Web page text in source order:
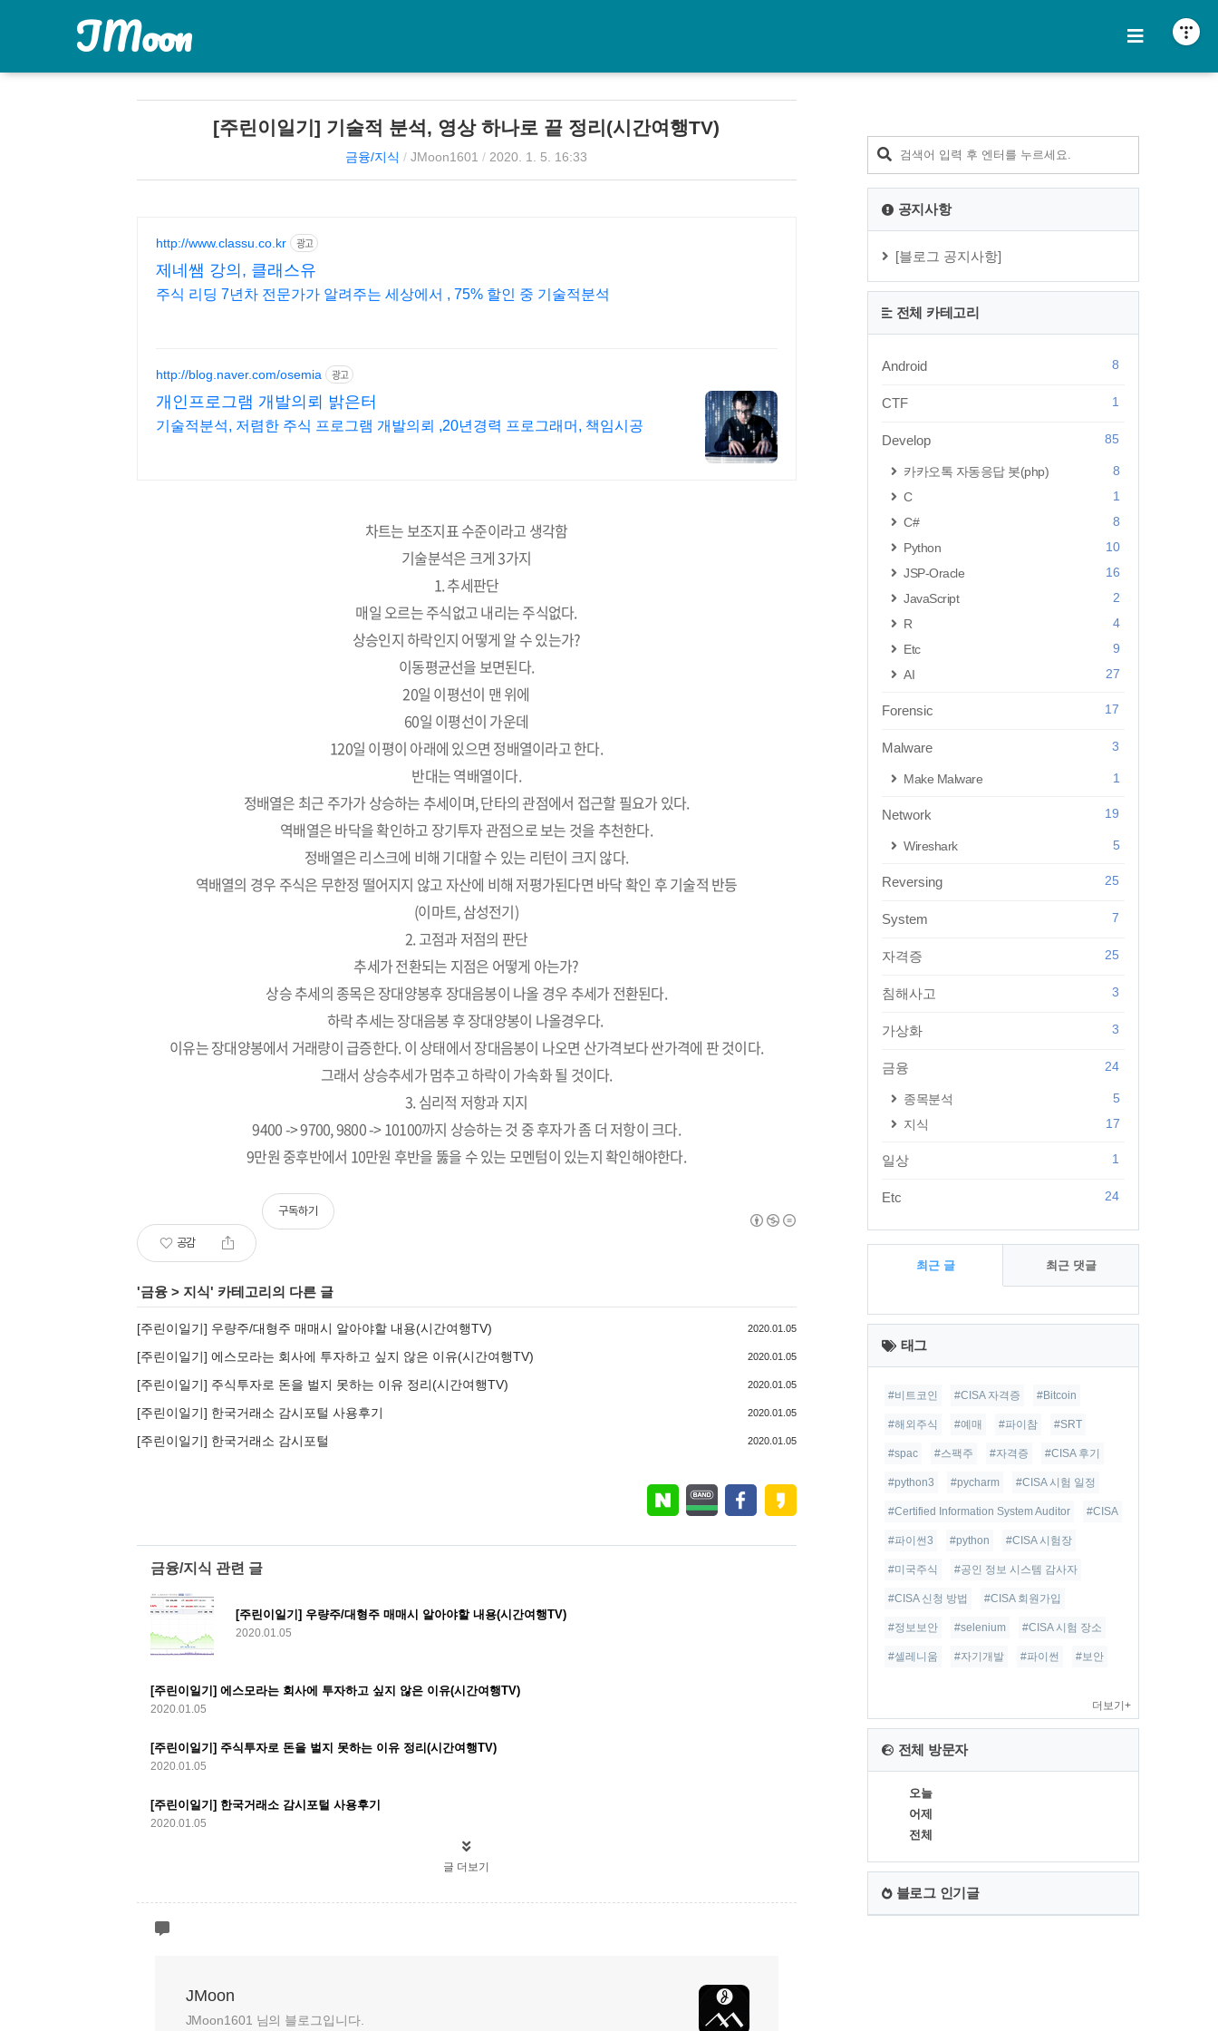
JMoon
[주린이일기] 기술적 분석, 영상 하나로 끝 정리(시간여행TV)
금융/지식 / JMoon1601 / 2020. 1. 5. 16:33
http://www.classu.co.kr 광고
제네쌤 강의, 클래스유
주식 리딩 7년차 전문가가 알려주는 세상에서 , 75% 할인 중 기술적분석
http://blog.naver.com/osemia 광고
개인프로그램 개발의뢰 밝은터
기술적분석, 저렴한 주식 프로그램 개발의뢰 ,20년경력 프로그래머, 책임시공
차트는 보조지표 수준이라고 생각함
기술분석은 크게 3가지
1. 추세판단
매일 오르는 주식없고 내리는 주식없다.
상승인지 하락인지 어떻게 알 수 있는가?
이동평균선을 보면된다.
20일 이평선이 맨 위에
60일 이평선이 가운데
120일 이평이 아래에 있으면 정배열이라고 한다.
반대는 역배열이다.
정배열은 최근 주가가 상승하는 추세이며, 단타의 관점에서 접근할 필요가 있다.
역배열은 바닥을 확인하고 장기투자 관점으로 보는 것을 추천한다.
정배열은 리스크에 비해 기대할 수 있는 리턴이 크지 않다.
역배열의 경우 주식은 무한정 떨어지지 않고 자산에 비해 저평가된다면 바닥 확인 후 기술적 반등
(이마트, 삼성전기)
2. 고점과 저점의 판단
추세가 전환되는 지점은 어떻게 아는가?
상승 추세의 종목은 장대양봉후 장대음봉이 나올 경우 추세가 전환된다.
하락 추세는 장대음봉 후 장대양봉이 나올경우다.
이유는 장대양봉에서 거래량이 급증한다. 이 상태에서 장대음봉이 나오면 산가격보다 싼가격에 판 것이다.
그래서 상승추세가 멈추고 하락이 가속화 될 것이다.
3. 심리적 저항과 지지
9400 -> 9700, 9800 -> 10100까지 상승하는 것 중 후자가 좀 더 저항이 크다.
9만원 중후반에서 10만원 후반을 뚫을 수 있는 모멘텀이 있는지 확인해야한다.
공감
구독하기
'금융> 지식' 카테고리의 다른 글
[주린이일기] 우량주/대형주 매매시 알아야할 내용(시간여행TV) 2020.01.05
[주린이일기] 에스모라는 회사에 투자하고 싶지 않은 이유(시간여행TV) 2020.01.05
[주린이일기] 주식투자로 돈을 벌지 못하는 이유 정리(시간여행TV) 2020.01.05
[주린이일기] 한국거래소 감시포털 사용후기 2020.01.05
[주린이일기] 한국거래소 감시포털 2020.01.05
금융/지식 관련 글
[주린이일기] 우량주/대형주 매매시 알아야할 내용(시간여행TV)
2020.01.05
[주린이일기] 에스모라는 회사에 투자하고 싶지 않은 이유(시간여행TV)
2020.01.05
[주린이일기] 주식투자로 돈을 벌지 못하는 이유 정리(시간여행TV)
2020.01.05
[주린이일기] 한국거래소 감시포털 사용후기
2020.01.05
글 더보기
JMoon
JMoon1601 님의 블로그입니다.
공지사항
[블로그 공지사항]
전체 카테고리
Android 8
CTF 1
Develop 85
카카오톡 자동응답 봇(php)
8
C
1
C#
8
Python
10
JSP-Oracle
16
JavaScript
2
R
4
Etc
9
AI
27
Forensic 17
Malware 3
Make Malware 1
Network 19
Wireshark 5
Reversing 25
System 7
자격증 25
침해사고 3
가상화 3
금융 24
종목분석
5
지식
17
일상 1
Etc 24
최근 글 최근 댓글
최
근
글
태그
#비트코인 #CISA 자격증 #Bitcoin
#해외주식 #예매 #파이참 #SRT
#spac #스팩주 #자격증 #CISA 후기
#python3 #pycharm #CISA 시험 일정
#Certified Information System Auditor #CISA
#파이썬3 #python #CISA 시험장
#미국주식 #공인 정보 시스템 감사자
#CISA 신청 방법 #CISA 회원가입
#정보보안 #selenium #CISA 시험 장소
#셀레니움 #자기개발 #파이썬 #보안
더보기+
전체 방문자
오늘
어제
전체
블로그 인기글
티스토리툴바